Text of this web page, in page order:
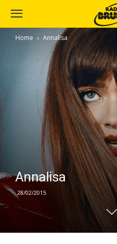
Home Annalisa
Annalisa
28/02/2015